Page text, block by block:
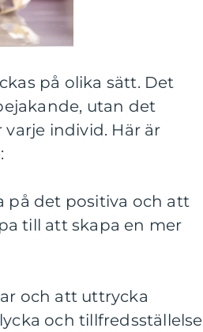
på olika sätt. Det
utan det
individ. Här är
på det positiva och att
till att skapa en mer
och att uttrycka
och tillfredsställelse